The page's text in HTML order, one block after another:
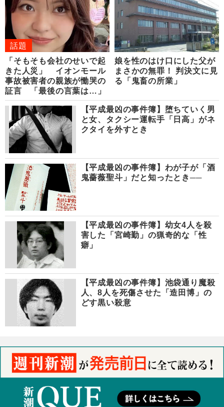
話題
「そもそも会社のせいで起
きた人災」 イオンモール
事故被害者の親族が慟哭の
証言 「最後の言葉は…」
娘を性のはけ口にした父が
まさかの無罪！ 判決文に見
る「鬼畜の所業」
【平成最凶の事件簿】堕ちていく男
と女、タクシー運転手「日高」がネ
クタイを外すとき
【平成最凶の事件簿】わが子が「酒
鬼薔薇聖斗」だと知ったとき──
【平成最凶の事件簿】幼女4人を殺
害した「宮崎勤」の猟奇的な「性
癖」
【平成最凶の事件簿】池袋通り魔殺
人、8人を死傷させた「造田博」の
どす黒い殺意